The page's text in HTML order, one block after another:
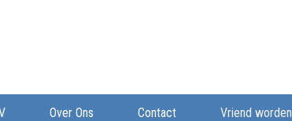
Over Ons Contact Vriend worden